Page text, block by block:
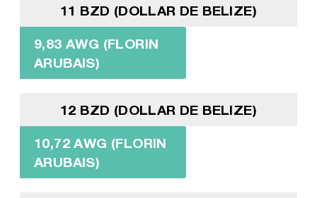
11 BZD (DOLLAR DE BELIZE)
9,83 AWG (FLORIN
ARUBAIS)
12 BZD (DOLLAR DE BELIZE)
10,72 AWG (FLORIN
ARUBAIS)